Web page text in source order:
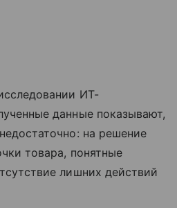
ИТ-
данные показывают,
на решение
товара, понятные
лишних действий